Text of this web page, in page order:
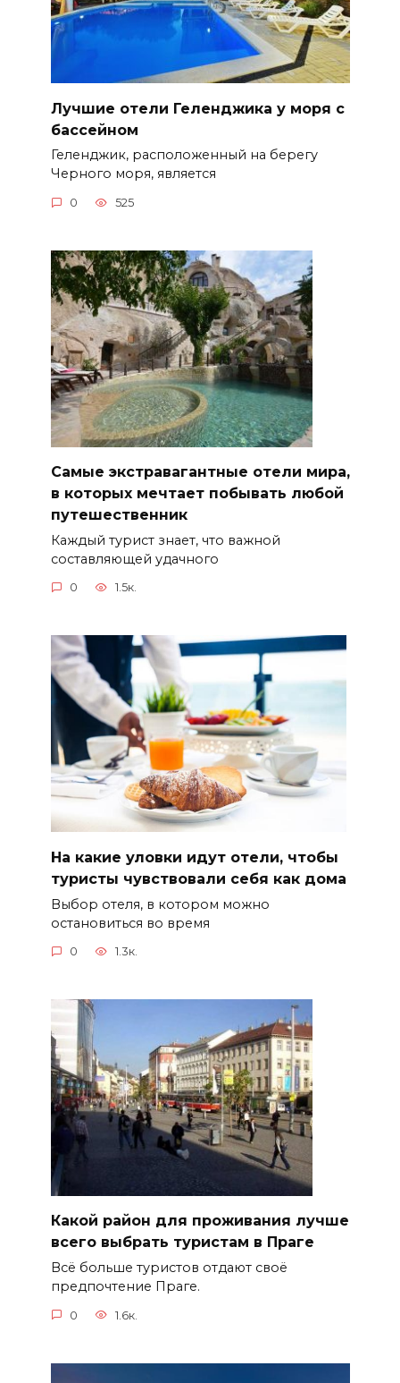
Лучшие отели Геленджика у моря с
бассейном
Геленджик, расположенный на берегу
Черного моря, является
0 525
Самые экстравагантные отели мира,
в которых мечтает побывать любой
путешественник
Каждый турист знает, что важной
составляющей удачного
0 1.5к.
На какие уловки идут отели, чтобы
туристы чувствовали себя как дома
Выбор отеля, в котором можно
остановиться во время
0 1.3к.
Какой район для проживания лучше
всего выбрать туристам в Праге
Всё больше туристов отдают своё
предпочтение Праге.
0 1.6к.